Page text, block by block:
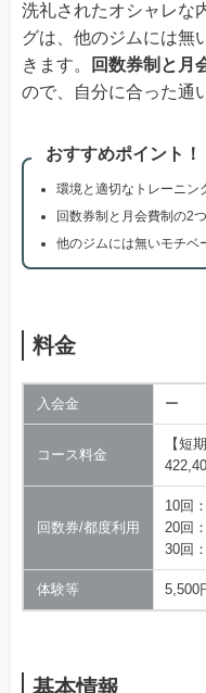
洗礼されたオシャレな
グは、他のジムには無
きます。
回数券制と月
ので、自分に合った通
おすすめポイント！
環境と適切なトレーニン
回数券制と月会費制の2
他のジムには無いモチベ
料金
入会金 ー
コース料金
【短
回数券/都度利用
10回
20回
30回
体験等 5,500
基本情報